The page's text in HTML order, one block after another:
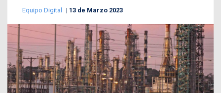
Equipo Digital 13 de Marzo 2023